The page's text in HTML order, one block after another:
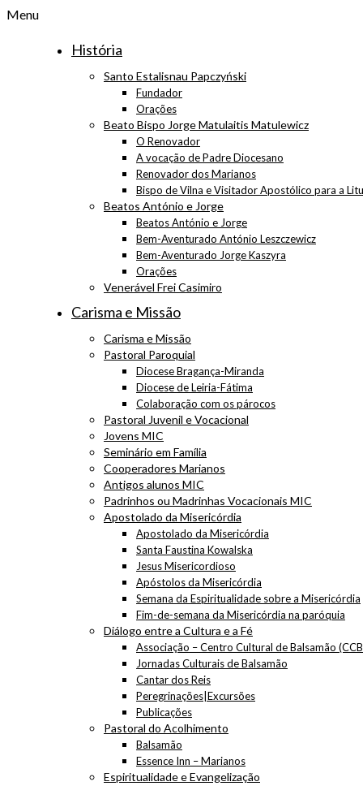
Menu
História
Santo Estalisnau Papczyński
Fundador
Orações
Beato Bispo Jorge Matulaitis Matulewicz
O Renovador
A vocação de Padre Diocesano
Renovador dos Marianos
Bispo de Vilna e Visitador Apostólico para a
Beatos António e Jorge
Beatos António e Jorge
Bem-Aventurado António Leszczewicz
Bem-Aventurado Jorge Kaszyra
Orações
Venerável Frei Casimiro
Carisma e Missão
Carisma e Missão
Pastoral Paroquial
Diocese Bragança-Miranda
Diocese de Leiria-Fátima
Colaboração com os párocos
Pastoral Juvenil e Vocacional
Jovens MIC
Seminário em Família
Cooperadores Marianos
Antigos alunos MIC
Padrinhos ou Madrinhas Vocacionais MIC
Apostolado da Misericórdia
Apostolado da Misericórdia
Santa Faustina Kowalska
Jesus Misericordioso
Apóstolos da Misericórdia
Semana da Espiritualidade sobre a Misericórdia
Fim-de-semana da Misericórdia na paróquia
Diálogo entre a Cultura e a Fé
Associação – Centro Cultural de Balsamão
Jornadas Culturais de Balsamão
Cantar dos Reis
Peregrinações|Excursões
Publicações
Pastoral do Acolhimento
Balsamão
Essence Inn – Marianos
Espiritualidade e Evangelização